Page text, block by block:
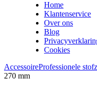
Home
Klantenservice
Over ons
Blog
Cookies
AccessoireProfessionele
270 mm